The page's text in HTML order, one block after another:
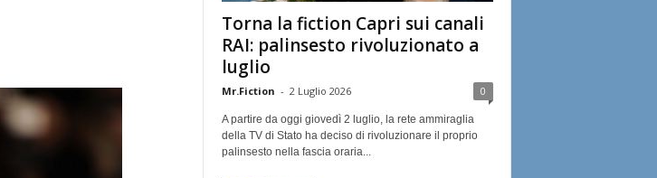
Torna la fiction Capri sui canali
RAI: palinsesto rivoluzionato a
luglio
Mr.Fiction - 2 Luglio 2026 0
A partire da oggi giovedì 2 luglio, la rete ammiraglia
della TV di Stato ha deciso di rivoluzionare il proprio
palinsesto nella fascia oraria...